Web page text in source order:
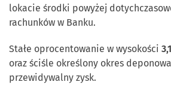
lokacie środki powyżej
rachunków w Banku.
Stałe oprocentowanie w wysokości
oraz ściśle określony okres
przewidywalny zysk.